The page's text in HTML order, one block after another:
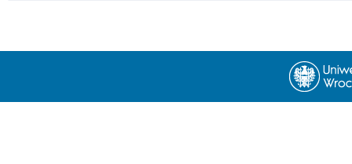
Lateinisch-deutsches Mischgedicht. Gebet um Gottes Schutz